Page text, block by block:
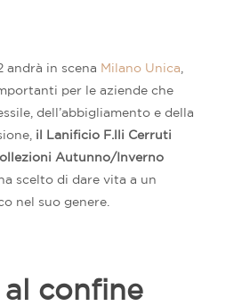
andrà in scena Milano Unica
per le aziende che
dell’abbigliamento e della
il Lanificio F.lli Cerruti
Autunno/Inverno
scelto di dare vita a un
nel suo genere.
confine